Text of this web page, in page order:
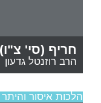
חריף (סי' צ"ו)
הרב רוזנטל גדעון
הלכות איסור